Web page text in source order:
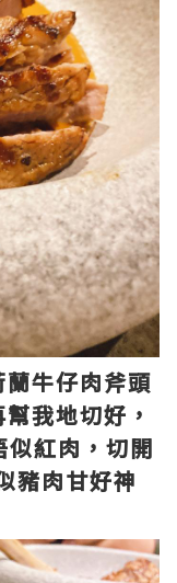
牛仔肉斧頭
我地切好，
紅肉，切開
豬肉甘好神